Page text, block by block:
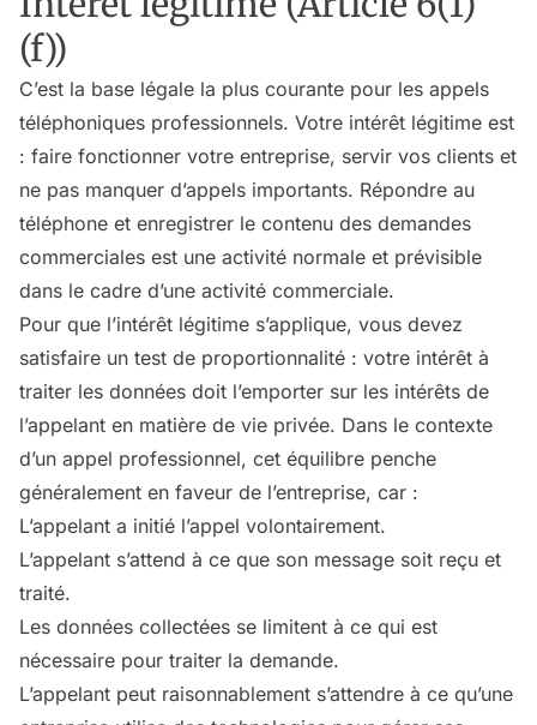
(f))
C’est la base légale la plus courante pour les appels
téléphoniques professionnels. Votre intérêt légitime est
: faire fonctionner votre entreprise, servir vos clients et
ne pas manquer d’appels importants. Répondre au
téléphone et enregistrer le contenu des demandes
commerciales est une activité normale et prévisible
dans le cadre d’une activité commerciale.
Pour que l’intérêt légitime s’applique, vous devez
satisfaire un test de proportionnalité : votre intérêt à
traiter les données doit l’emporter sur les intérêts de
l’appelant en matière de vie privée. Dans le contexte
d’un appel professionnel, cet équilibre penche
généralement en faveur de l’entreprise, car :
L’appelant a initié l’appel volontairement.
L’appelant s’attend à ce que son message soit reçu et
traité.
Les données collectées se limitent à ce qui est
nécessaire pour traiter la demande.
L’appelant peut raisonnablement s’attendre à ce qu’une